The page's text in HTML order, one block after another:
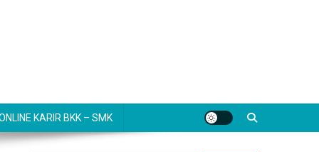
KARIR BKK – SMK